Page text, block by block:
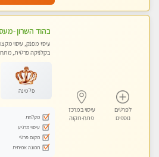
לפרטים
נוספים
עיסוי במרכז
פתח-תקוה
עיסוי מפנק, עיסוי
בקלניקה פרטית,
פלטינה
מקלחת
עיסוי מרגיע
מקום פרטי
תמונה אמיתית